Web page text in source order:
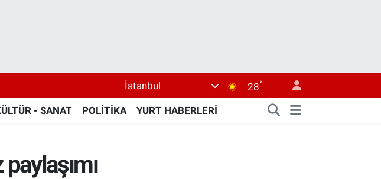
İstanbul 28°
- SANAT POLİTİKA YURT HABERLERİ